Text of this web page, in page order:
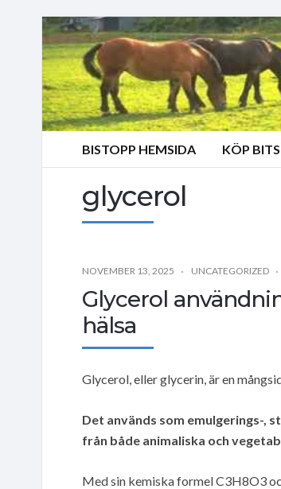
BISTOPP HEMSIDA KÖP
glycerol
NOVEMBER 13, 2025 UNCATEGORIZED
Glycerol
hälsa
Glycerol, eller glycerin, är en
Det används som emulgerings-,
från både animaliska och
Med sin kemiska formel C3H8O3